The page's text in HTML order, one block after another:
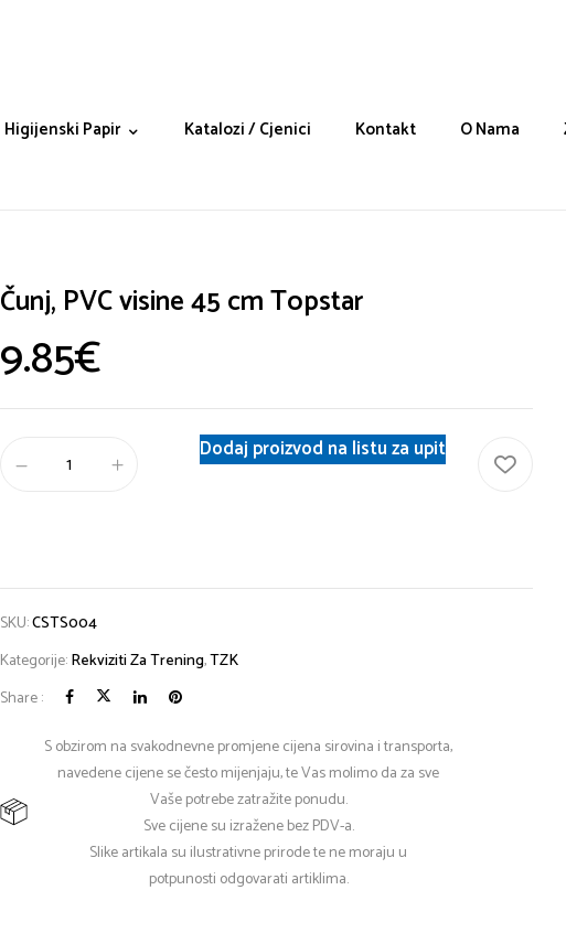
Higijenski Papir Katalozi / Cjenici Kontakt O Nama
Čunj, PVC visine 45 cm Topstar
9.85€
Dodaj proizvod na listu za upit
SKU:CSTS004
Kategorije:Rekviziti Za Trening,TZK
Share :
S obzirom na svakodnevne promjene cijena sirovina i transporta,
navedene cijene se često mijenjaju, te Vas molimo da za sve
Vaše potrebe zatražite ponudu.
Sve cijene su izražene bez PDV-a.
Slike artikala su ilustrativne prirode te ne moraju u
potpunosti odgovarati artiklima.